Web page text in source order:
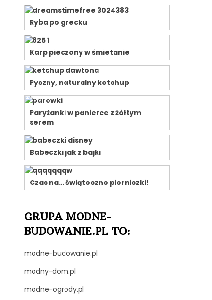
Ryba po grecku
Karp pieczony w śmietanie
Pyszny, naturalny ketchup
Paryżanki w panierce z żółtym
serem
Babeczki jak z bajki
Czas na… świąteczne pierniczki!
GRUPA MODNE-
BUDOWANIE.PL TO:
modne-budowanie.pl
modny-dom.pl
modne-ogrody.pl